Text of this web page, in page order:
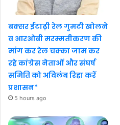
बक्सर ईटाढ़ी रेल गुमटी खोलने
व आरओबी मरम्मतीकरण की
मांग कर रेल चक्का जाम कर
रहे कांग्रेस नेताओं और संघर्ष
समिति को अविलंब रिहा करें
प्रशासन*
5 hours ago